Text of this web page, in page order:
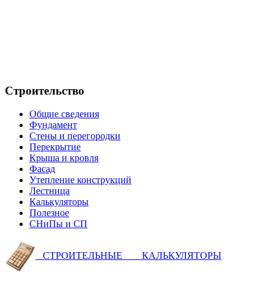
Строительство
Общие сведения
Фундамент
Стены и перегородки
Перекрытие
Крыша и кровля
Фасад
Утепление конструкций
Лестница
Калькуляторы
Полезное
СНиПы и СП
СТРОИТЕЛЬНЫЕ КАЛЬКУЛЯТОРЫ